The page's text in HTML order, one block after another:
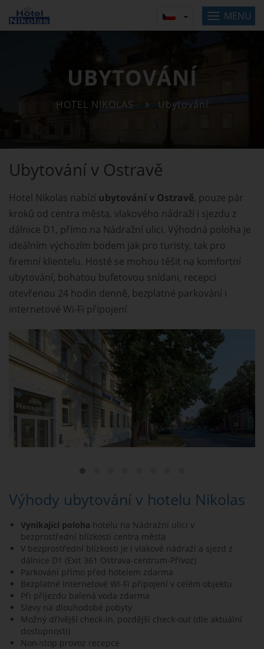
MENU
UBYTOVÁNÍ
HOTEL NIKOLAS Ubytování
Ubytování v Ostravě
Hotel Nikolas nabízí ubytování v Ostravě, pouze pár
kroků od centra města, vlakového nádraží i sjezdu z
dálnice D1, přímo na Nádražní ulici. Výhodná poloha je
ideálním výchozím bodem jak pro turisty, tak pro
firemní klientelu. Hosté se mohou těšit na komfortní
ubytování, bohatou bufetovou snídani, recepci
otevřenou 24 hodin denně, bezplatné parkování i
internetové Wi-Fi připojení.
Výhody ubytování v hotelu Nikolas
Vynikající poloha hotelu na Nádražní ulici v
bezprostřední blízkosti centra města
V bezprostřední blízkosti je i vlakové nádraží a sjezd z
dálnice D1 (Exit 361 Ostrava-centrum-Přívoz)
Parkování přímo před hotelem zdarma
Bezplatné internetové Wi-Fi připojení v celém objektu
Při příjezdu balená voda zdarma
Slevy na dlouhodobé pobyty
Možný dřívější check-in, pozdější check-out (dle aktuální
dostupnosti)
Non-stop provoz recepce